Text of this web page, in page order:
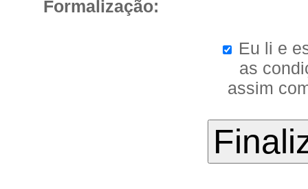
Formalização:
Eu li e
as
assim